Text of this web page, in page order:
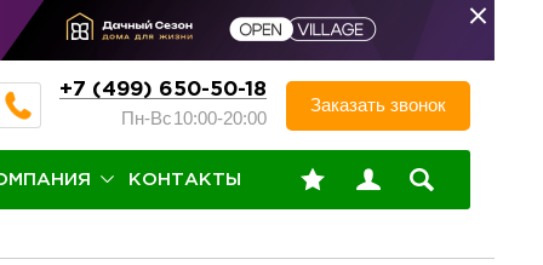
+7 (499) 650-50-18
Пн-Вс10:00-20:00
Заказать звонок
КОНТАКТЫ